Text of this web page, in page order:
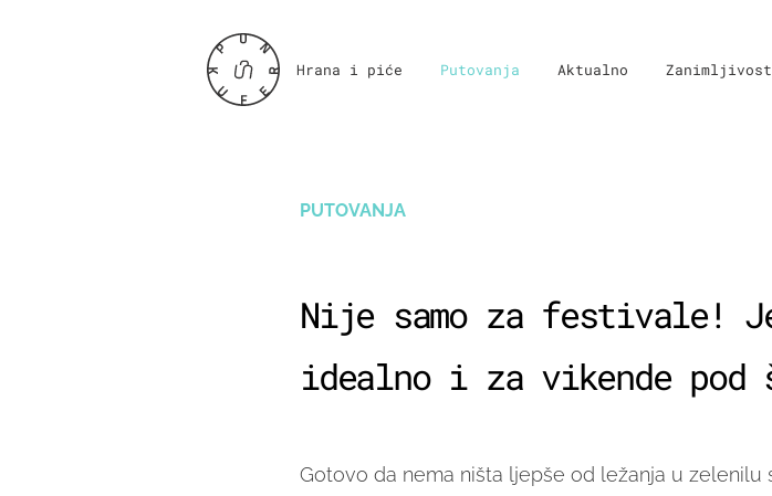
Hrana i piće Putovanja Aktualno
PUTOVANJA
Nije samo za festivale!
idealno i za vikende pod
Gotovo da nema ništa ljepše od ležanja u zelenilu